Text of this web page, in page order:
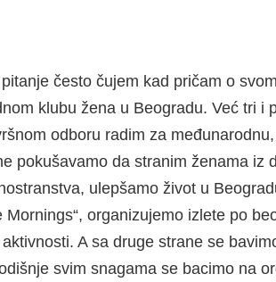
često čujem kad pričam o svom
klubu žena u Beogradu. Već tri i
odboru radim za
pokušavamo da stranim ženama iz
ulepšamo život u
organizujemo izlete po
A sa druge strane se
svim snagama se bacimo na